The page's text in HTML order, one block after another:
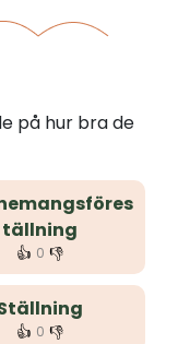
på hur bra de
tällning
👍 0 👎
👍 0 👎